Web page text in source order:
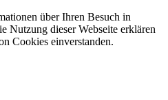
über Ihren Besuch in
Nutzung dieser Webseite erklären
Cookies einverstanden.